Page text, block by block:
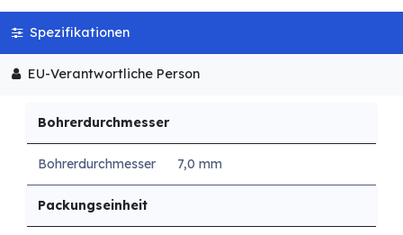
Spezifikationen
EU-Verantwortliche Person
Bohrerdurchmesser
Bohrerdurchmesser 7,0 mm
Packungseinheit